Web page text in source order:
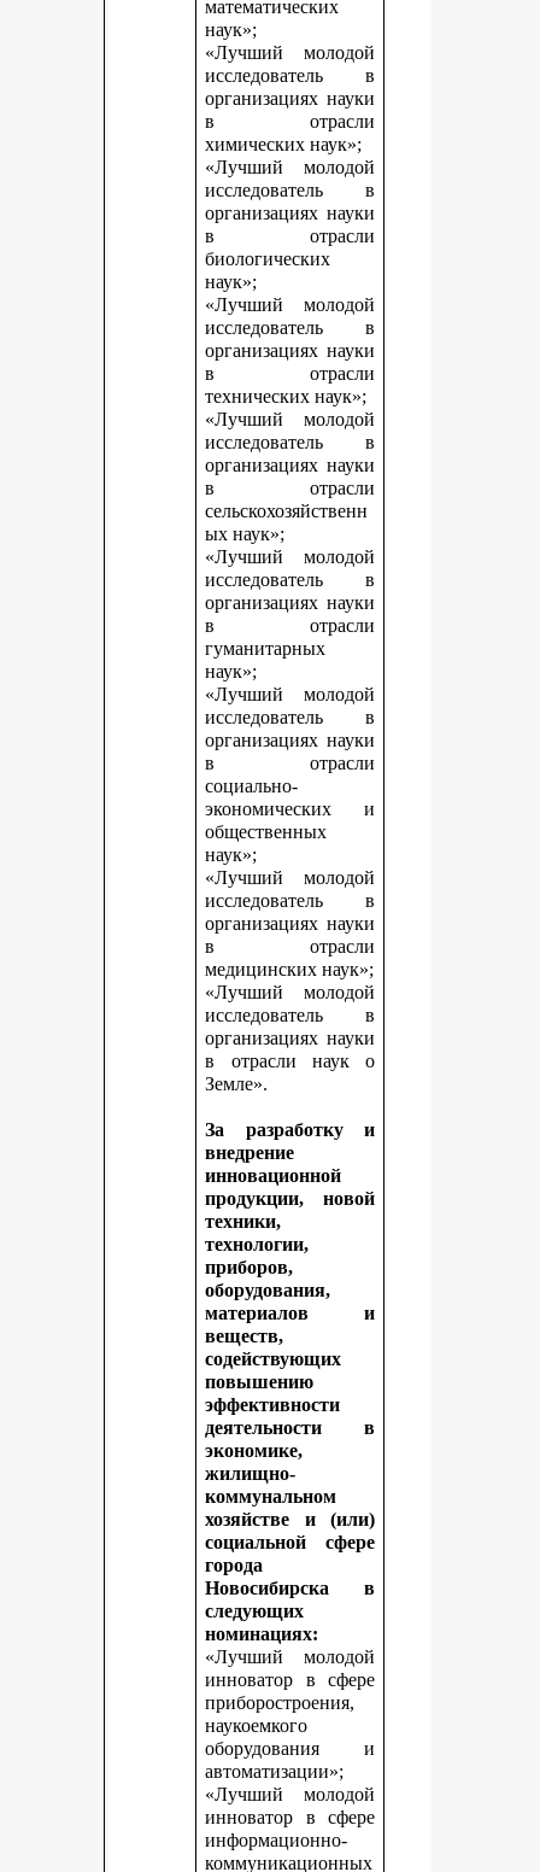
математических
наук»;
«Лучший молодой
исследователь в
организациях науки
в отрасли
химических наук»;
«Лучший молодой
исследователь в
организациях науки
в отрасли
биологических
наук»;
«Лучший молодой
исследователь в
организациях науки
в отрасли
технических наук»;
«Лучший молодой
исследователь в
организациях науки
в отрасли
сельскохозяйственн
ых наук»;
«Лучший молодой
исследователь в
организациях науки
в отрасли
гуманитарных
наук»;
«Лучший молодой
исследователь в
организациях науки
в отрасли
социально-
экономических и
общественных
наук»;
«Лучший молодой
исследователь в
организациях науки
в отрасли
медицинских наук»;
«Лучший молодой
исследователь в
организациях науки
в отрасли наук о
Земле».
За разработку и
внедрение
инновационной
продукции, новой
техники,
технологии,
приборов,
оборудования,
материалов и
веществ,
содействующих
повышению
эффективности
деятельности в
экономике,
жилищно-
коммунальном
хозяйстве и (или)
социальной сфере
города
Новосибирска в
следующих
номинациях:
«Лучший молодой
инноватор в сфере
приборостроения,
наукоемкого
оборудования и
автоматизации»;
«Лучший молодой
инноватор в сфере
информационно-
коммуникационных